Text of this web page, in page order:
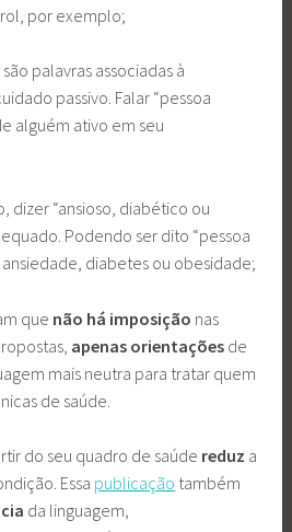
por exemplo;
palavras associadas à
passivo. Falar “pessoa
alguém ativo em seu
dizer “ansioso, diabético ou
Podendo ser dito “pessoa
diabetes ou obesidade;
que não há imposição nas
apenas orientações de
mais neutra para tratar quem
de saúde.
do seu quadro de saúde reduz a
Essa publicação também
da linguagem,